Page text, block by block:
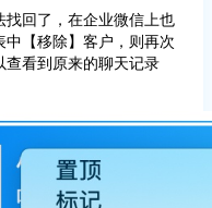
回了，在企业微信上也
【移除】客户，则再次
看到原来的聊天记录